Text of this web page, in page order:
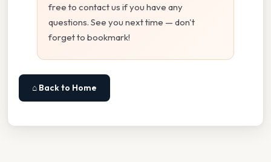
free to contact us if you have any
questions. See you next time — don't
forget to bookmark!
⌂ Back to Home